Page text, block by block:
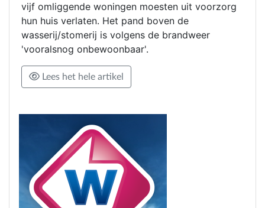
vijf omliggende woningen moesten uit voorzorg
hun huis verlaten. Het pand boven de
wasserij/stomerij is volgens de brandweer
'vooralsnog onbewoonbaar'.
Lees het hele artikel